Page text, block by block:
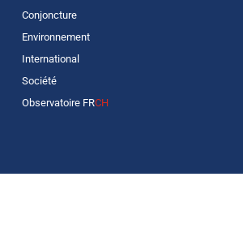
Conjoncture
Environnement
International
Société
Observatoire FRCH